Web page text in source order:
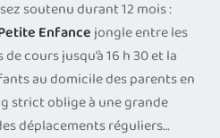
soutenu durant 12 mois :
Enfance jongle entre les
cours jusqu’à 16 h 30 et la
au domicile des parents en
strict oblige à une grande
déplacements réguliers…